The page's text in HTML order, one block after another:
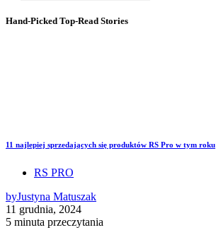
Hand-Picked Top-Read Stories
11 najlepiej sprzedających się produktów RS Pro w tym roku
RS PRO
byJustyna Matuszak
11 grudnia, 2024
5 minuta przeczytania